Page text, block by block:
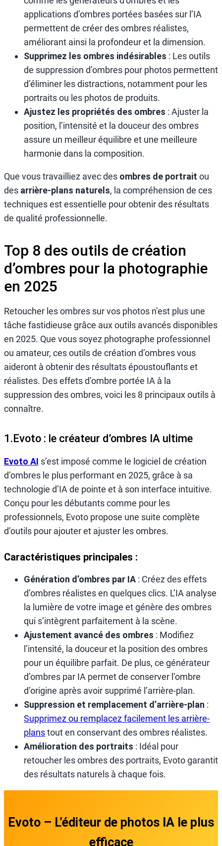
applications d’ombres portées basées sur l’IA
permettent de créer des ombres réalistes,
améliorant ainsi la profondeur et la dimension.
Supprimez les ombres indésirables : Les outils
de suppression d’ombres pour photos permettent
d’éliminer les distractions, notamment pour les
portraits ou les photos de produits.
Ajustez les propriétés des ombres : Ajuster la
position, l’intensité et la douceur des ombres
assure un meilleur équilibre et une meilleure
harmonie dans la composition.
Que vous travailliez avec des ombres de portrait ou
des arrière-plans naturels, la compréhension de ces
techniques est essentielle pour obtenir des résultats
de qualité professionnelle.
Top 8 des outils de création
d’ombres pour la photographie
en 2025
Retoucher les ombres sur vos photos n’est plus une
tâche fastidieuse grâce aux outils avancés disponibles
en 2025. Que vous soyez photographe professionnel
ou amateur, ces outils de création d’ombres vous
aideront à obtenir des résultats époustouflants et
réalistes. Des effets d’ombre portée IA à la
suppression des ombres, voici les 8 principaux outils à
connaître.
1.Evoto : le créateur d’ombres IA ultime
Evoto AI s’est imposé comme le logiciel de création
d’ombres le plus performant en 2025, grâce à sa
technologie d’IA de pointe et à son interface intuitive.
Conçu pour les débutants comme pour les
professionnels, Evoto propose une suite complète
d’outils pour ajouter et ajuster les ombres.
Caractéristiques principales :
Génération d’ombres par IA : Créez des effets
d’ombres réalistes en quelques clics. L’IA analyse
la lumière de votre image et génère des ombres
qui s’intègrent parfaitement à la scène.
Ajustement avancé des ombres : Modifiez
l’intensité, la douceur et la position des ombres
pour un équilibre parfait. De plus, ce générateur
d’ombres par IA permet de conserver l’ombre
d’origine après avoir supprimé l’arrière-plan.
Suppression et remplacement d’arrière-plan :
Supprimez ou remplacez facilement les arrière-
planstout en conservant des ombres réalistes.
Amélioration des portraits : Idéal pour
retoucher les ombres des portraits, Evoto garantit
des résultats naturels à chaque fois.
Evoto – L’éditeur de photos IA le plus
efficace